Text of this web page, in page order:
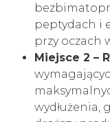
peptydach i
przy oczach
Miejsce 2 –
wydłużenia,